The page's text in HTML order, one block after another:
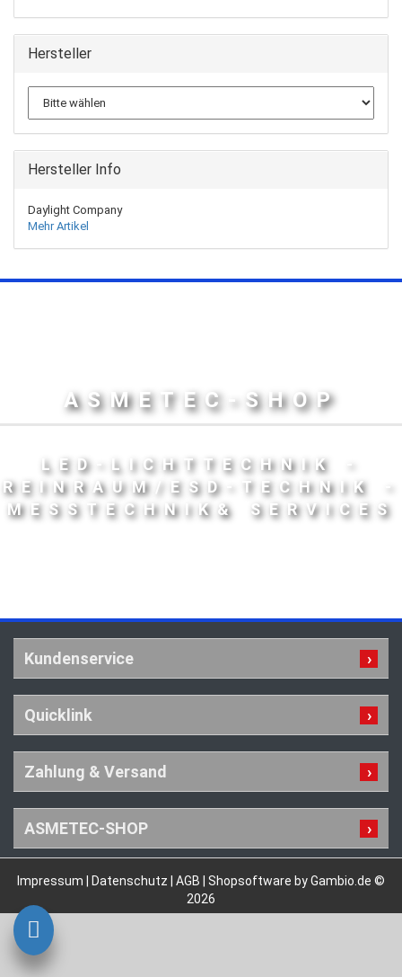
Hersteller
Hersteller Info
Daylight Company
Mehr Artikel
ASMETEC-SHOP
LED-LICHTTECHNIK -
REINRAUM/ESD-TECHNIK -
MESSTECHNIK& SERVICES
Kundenservice
Quicklink
Zahlung & Versand
ASMETEC-SHOP
Impressum | Datenschutz | AGB | Shopsoftware by Gambio.de ©
2026